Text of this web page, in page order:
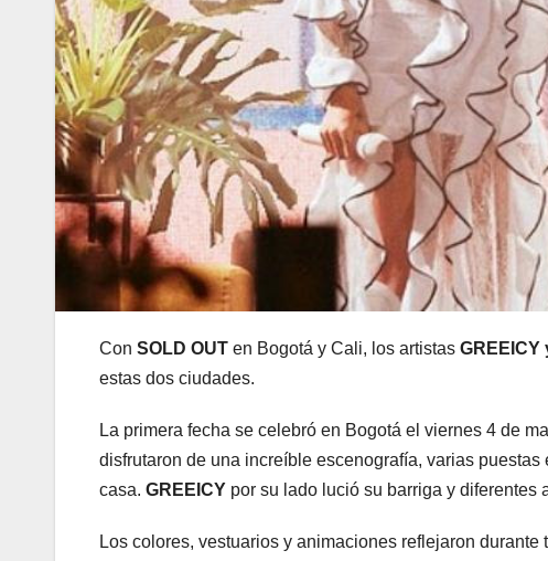
Con SOLD OUT en Bogotá y Cali, los artistas GREEICY
estas dos ciudades.
La primera fecha se celebró en Bogotá el viernes 4 de
disfrutaron de una increíble escenografía, varias
casa. GREEICY por su lado lució su barriga y diferentes
Los colores, vestuarios y animaciones reflejaron